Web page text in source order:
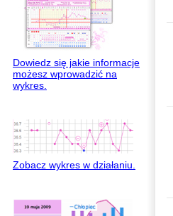
Dowiedz się jakie informacje
możesz wprowadzić na
wykres.
Zobacz wykres w działaniu.